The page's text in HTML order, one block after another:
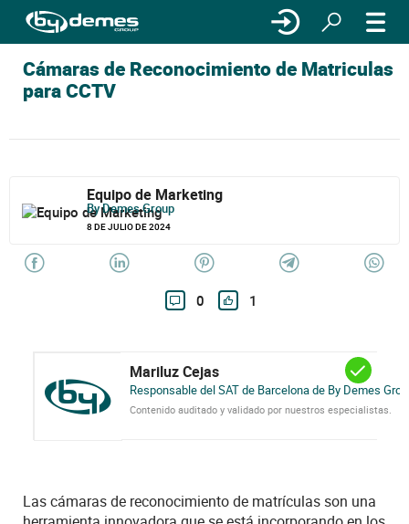
Cámaras de Reconocimiento de Matriculas
para CCTV
Equipo de Marketing
By Demes Group
8 DE JULIO DE 2024
0 1
Mariluz Cejas
Responsable del SAT de Barcelona de By Demes
Contenido auditado y validado por nuestros especialistas.
Las cámaras de reconocimiento de matrículas son una